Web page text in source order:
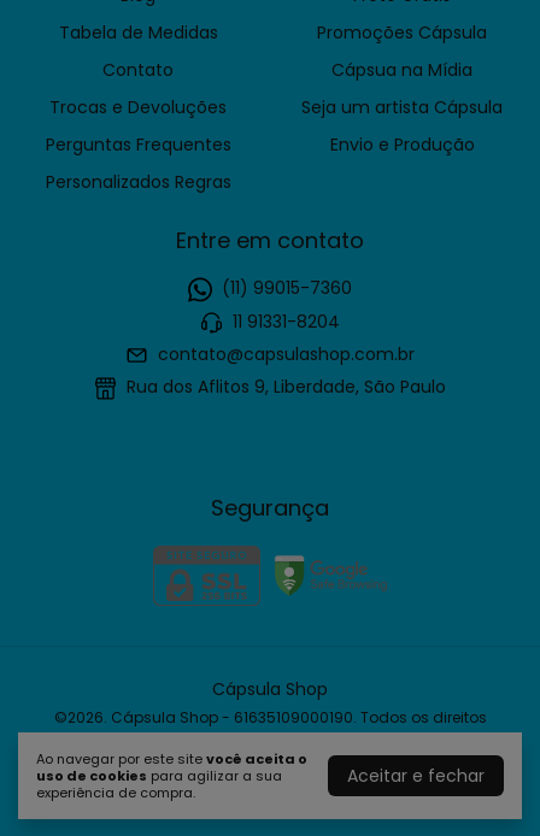
Ao navegar por este sitevocê aceita o
uso de cookies para agilizar a sua
experiência de compra.
Aceitar e fechar
Tabela de Medidas
Contato
Trocas e Devoluções
Perguntas Frequentes
Personalizados Regras
Promoções Cápsula
Cápsua na Mídia
Seja um artista Cápsula
Envio e Produção
Entre em contato
(11) 99015-7360
11 91331-8204
contato@capsulashop.com.br
Rua dos Aflitos 9, Liberdade, São Paulo
Segurança
Cápsula Shop
©2026. Cápsula Shop - 61635109000190. Todos os direitos
reservados.